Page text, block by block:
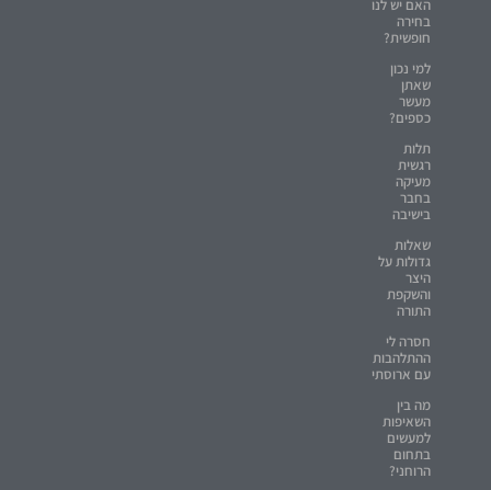
האם יש לנו
בחירה
חופשית?
למי נכון
שאתן
מעשר
כספים?
תלות
רגשית
מעיקה
בחבר
בישיבה
שאלות
גדולות על
היצר
והשקפת
התורה
חסרה לי
ההתלהבות
עם ארוסתי
מה בין
השאיפות
למעשים
בתחום
הרוחני?